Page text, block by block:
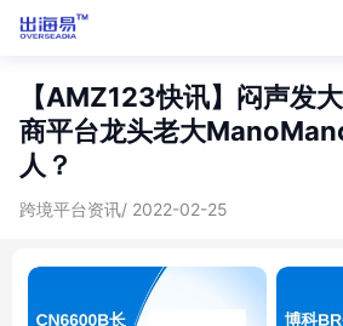
【AMZ123快讯】闷声发
商平台龙头老大
人？
跨境平台资讯/ 2022-02-25